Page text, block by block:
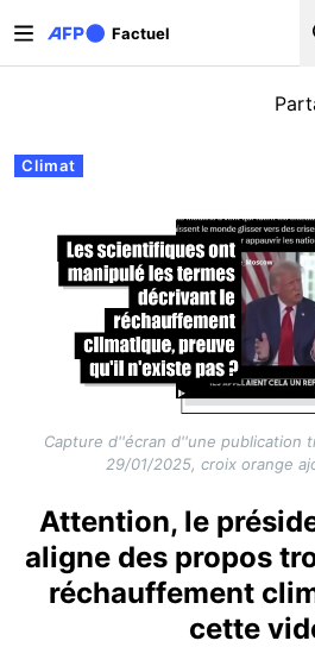
Factuel
Onglets principaux
Climat
Capture d''écran d''une publication
29/01/2025, croix orange
Attention, le
aligne des propos
réchauffement
cette